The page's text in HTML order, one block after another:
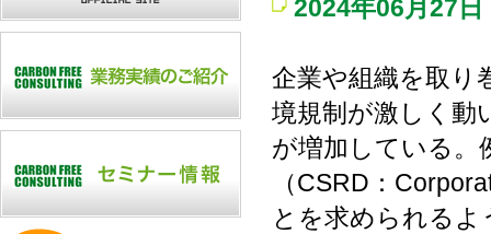
2024年06月27日
企業や組織を取り
境規制が激しく動
が増加している。
（CSRD：
とを求められるよ